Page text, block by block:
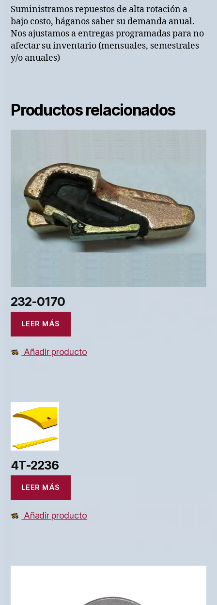
Suministramos repuestos de alta rotación a
bajo costo, háganos saber su demanda anual.
Nos ajustamos a entregas programadas para no
afectar su inventario (mensuales, semestrales
y/o anuales)
Productos relacionados
232-0170
LEER MÁS
Añadir producto
4T-2236
LEER MÁS
Añadir producto